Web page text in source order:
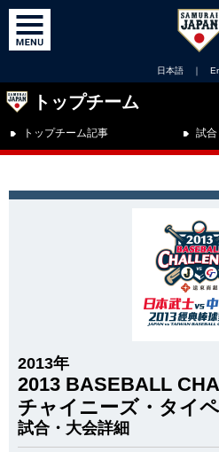
日本語 ｜
トップチーム
トップチーム記事 試
2013年
2013 BASEBALL
チャイニーズ・タイ
試合・大会詳細